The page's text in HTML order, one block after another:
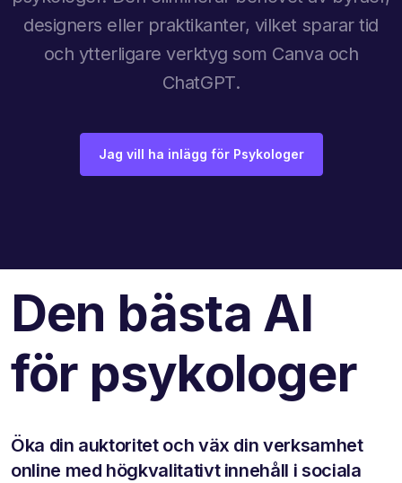
designers eller praktikanter, vilket sparar tid
och ytterligare verktyg som Canva och
ChatGPT.
Jag vill ha inlägg för Psykologer
Den bästa AI
för psykologer
Öka din auktoritet och väx din verksamhet
online med högkvalitativt innehåll i sociala